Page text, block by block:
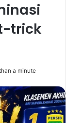
trick
a minute